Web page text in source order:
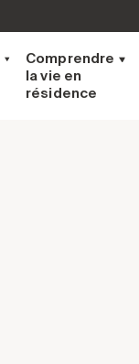
Comprendre
la vie en
résidence